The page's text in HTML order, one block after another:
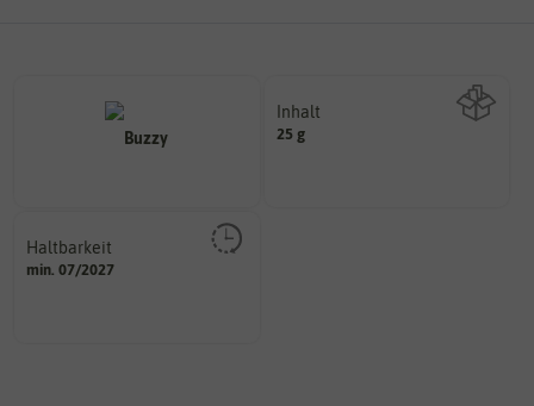
Inhalt
25 g
Haltbarkeit
min. 07/2027
und Pflanzgut sehr gut keimen
sollte.